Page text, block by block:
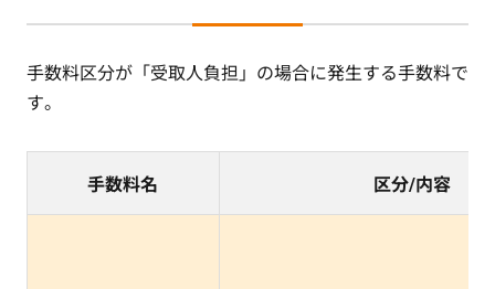
手数料区分が「受取人負担」の場合に発生する手数料で
す。
手数料名 区分/内容